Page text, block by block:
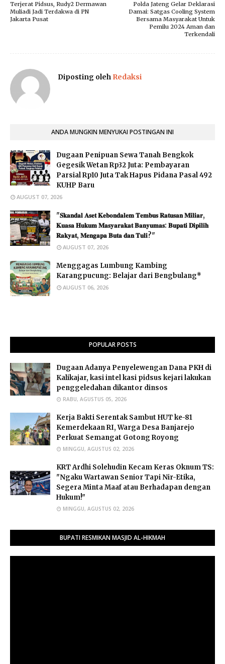
Polda Jateng Gelar Deklarasi
Damai: Satgas Cooling System
Bersama Masyarakat Untuk
Pemilu 2024 Aman dan
Terkendali
Terjerat Pidsus, Rudy2 Dermawan
Muliadi Jadi Terdakwa di PN
Jakarta Pusat
Diposting oleh Redaksi
ANDA MUNGKIN MENYUKAI POSTINGAN INI
Dugaan Penipuan Sewa Tanah Bengkok
Gegesik Wetan Rp32 Juta: Pembayaran
Parsial Rp10 Juta Tak Hapus Pidana Pasal 492
KUHP Baru
AUGUST 07, 2026
"𝐒𝐤𝐚𝐧𝐝𝐚𝐥 𝐀𝐬𝐞𝐭 𝐊𝐞𝐛𝐨𝐧𝐝𝐚𝐥𝐞𝐦 𝐓𝐞𝐦𝐛𝐮𝐬 𝐑𝐚𝐭𝐮𝐬𝐚𝐧 𝐌𝐢𝐥𝐢𝐚𝐫,
𝐊𝐮𝐚𝐬𝐚 𝐇𝐮𝐤𝐮𝐦 𝐌𝐚𝐬𝐲𝐚𝐫𝐚𝐤𝐚𝐭 𝐁𝐚𝐧𝐲𝐮𝐦𝐚𝐬: 𝐁𝐮𝐩𝐚𝐭𝐢 𝐃𝐢𝐩𝐢𝐥𝐢𝐡
𝐑𝐚𝐤𝐲𝐚𝐭, 𝐌𝐞𝐧𝐠𝐚𝐩𝐚 𝐁𝐮𝐭𝐚 𝐝𝐚𝐧 𝐓𝐮𝐥𝐢?"
AUGUST 07, 2026
Menggagas Lumbung Kambing
Karangpucung: Belajar dari Bengbulang*
AUGUST 06, 2026
POPULAR POSTS
Dugaan Adanya Penyelewengan Dana PKH di
Kalikajar, kasi intel kasi pidsus kejari lakukan
penggeledahan dikantor dinsos
RABU, AGUSTUS 05, 2026
Kerja Bakti Serentak Sambut HUT ke-81
Kemerdekaan RI, Warga Desa Banjarejo
Perkuat Semangat Gotong Royong
MINGGU, AGUSTUS 02, 2026
​KRT Ardhi Solehudin Kecam Keras Oknum TS:
"Ngaku Wartawan Senior Tapi Nir-Etika,
Segera Minta Maaf atau Berhadapan dengan
Hukum!"
MINGGU, AGUSTUS 02, 2026
BUPATI RESMIKAN MASJID AL-HIKMAH